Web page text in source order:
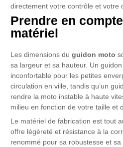
directement votre contrôle et votre
Prendre en
matériel
Les dimensions duguidon moto
sa largeur et sa hauteur. Un
inconfortable pour les petites
circulation en ville, tandis qu’un
rendre la moto instable à haute
milieu en fonction de votre taille et
Le matériel de fabrication est tout
offre légèreté et résistance à la
renommé pour sa robustesse et